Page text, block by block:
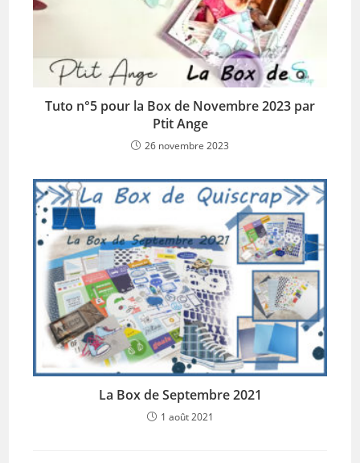
Tuto n°5 pour la Box de Novembre 2023 par
Ptit Ange
26 novembre 2023
La Box de Septembre 2021
1 août 2021